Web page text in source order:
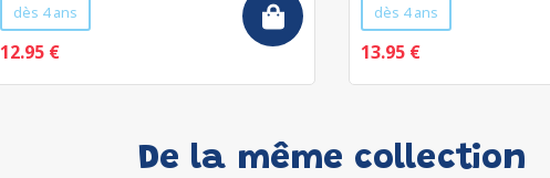
dès 4 ans
12.95 €
dès 4 ans
13.95 €
De la même collection